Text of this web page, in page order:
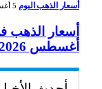
أسعار الذهب اليوم 5 أغسطس، 2026
أغسطس 2026